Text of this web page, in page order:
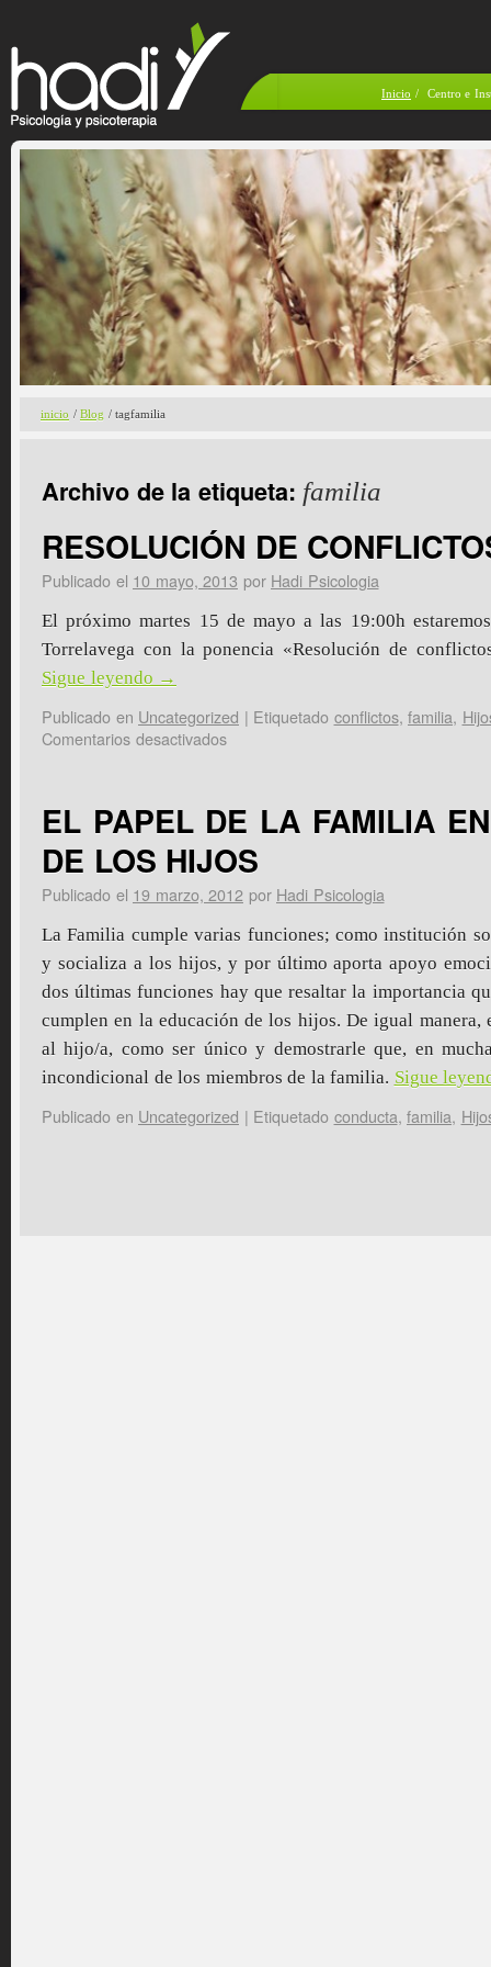
Inicio / Centro e
inicio / Blog / tagfamilia
Archivo de la etiqueta: familia
RESOLUCIÓN DE
Publicado el 10 mayo, 2013 por Hadi Psicologia
El próximo martes 15 de mayo a las 19:00h
Torrelavega con la ponencia «Resolución de
Sigue leyendo →
Publicado en Uncategorized | Etiquetado conflictos, familia,
Comentarios desactivados
EL PAPEL DE LA FAMILIA
DE LOS HIJOS
Publicado el 19 marzo, 2012 por Hadi Psicologia
La Familia cumple varias funciones; como institución
y socializa a los hijos, y por último aporta apoyo
dos últimas funciones hay que resaltar la importancia
cumplen en la educación de los hijos. De igual manera,
al hijo/a, como ser único y demostrarle que, en
incondicional de los miembros de la familia. Sigue
Publicado en Uncategorized | Etiquetado conducta, familia,